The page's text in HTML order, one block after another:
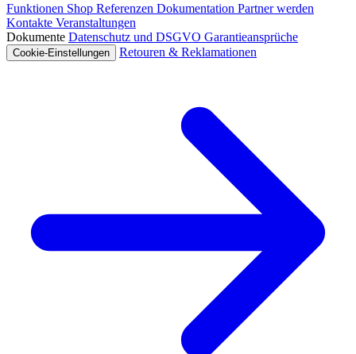
Funktionen Shop Referenzen Dokumentation Partner werden
Kontakte Veranstaltungen
Dokumente Datenschutz und DSGVO Garantieansprüche
Cookie-Einstellungen Retouren & Reklamationen